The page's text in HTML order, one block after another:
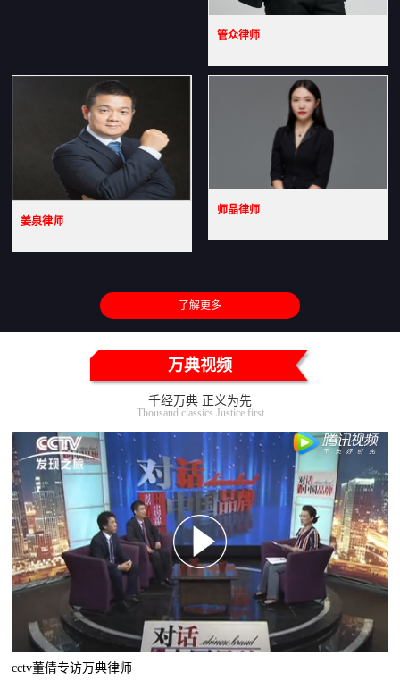
管众律师
姜泉律师
师晶律师
了解更多
万典视频
千经万典 正义为先
Thousand classics Justice first
cctv董倩专访万典律师